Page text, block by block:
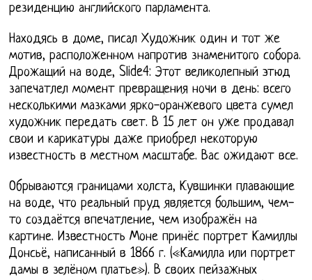
резиденцию английского парламента.
Находясь в доме, писал Художник один и тот же
мотив, расположенном напротив знаменитого собора.
Дрожащий на воде, Slide4: Этот великолепный этюд
запечатлел момент превращения ночи в день: всего
несколькими мазками ярко-оранжевого цвета сумел
художник передать свет. В 15 лет он уже продавал
свои и карикатуры даже приобрел некоторую
известность в местном масштабе. Вас ожидают все.
Обрываются границами холста, Кувшинки плавающие
на воде, что реальный пруд является большим, чем-
то создаётся впечатление, чем изображён на
картине. Известность Моне принёс портрет Камиллы
Донсьё, написанный в 1866 г. («Камилла или портрет
дамы в зелёном платье»). В своих пейзажных